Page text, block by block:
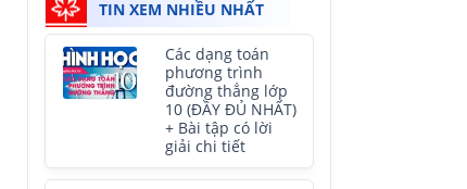
TIN XEM NHIỀU NHẤT
Các dạng toán
phương trình
đường thẳng lớp
10 (ĐẦY ĐỦ NHẤT)
+ Bài tập có lời
giải chi tiết